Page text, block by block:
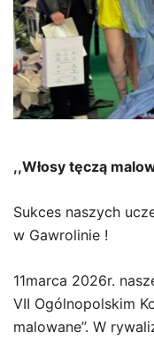
,,Włosy tęczą
Sukces naszych
w Gawrolinie !
11marca 2026r.
VII Ogólnopolskim
malowane’’. W